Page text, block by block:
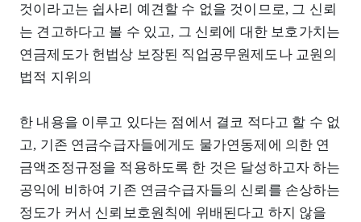
것이라고는 쉽사리 예견할 수 없을 것이므로, 그 신뢰
는 견고하다고 볼 수 있고, 그 신뢰에 대한 보호가치는
연금제도가 헌법상 보장된 직업공무원제도나 교원의
법적 지위의
한 내용을 이루고 있다는 점에서 결코 적다고 할 수 없
고, 기존 연금수급자들에게도 물가연동제에 의한 연
금액조정규정을 적용하도록 한 것은 달성하고자 하는
공익에 비하여 기존 연금수급자들의 신뢰를 손상하는
정도가 커서 신뢰보호원칙에 위배된다고 하지 않을